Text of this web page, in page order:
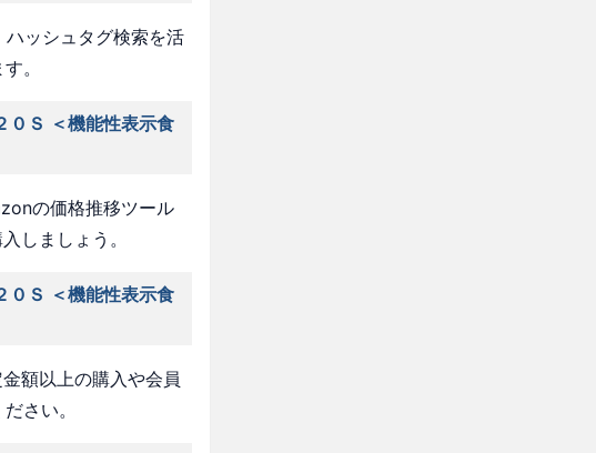
ッシュタグ検索を活
。
０Ｓ ＜機能性表示食
の価格推移ツール
しましょう。
０Ｓ ＜機能性表示食
額以上の購入や会員
さい。